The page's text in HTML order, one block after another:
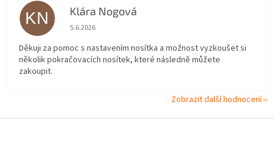
KN Klára Nogová
Hodnocení obchodu je 5 z 5 hvězdiček.
5.6.2026
Děkuji za pomoc s nastavením nosítka a možnost vyzkoušet si
několik pokračovacích nosítek, které následně můžete
zakoupit.
Zobrazit další hodnocení